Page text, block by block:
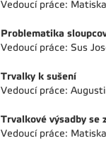
Vedoucí práce:
Problematika
Vedoucí práce: Sus
Trvalky k sušení
Vedoucí práce:
Trvalkové výsadby se
Vedoucí práce: